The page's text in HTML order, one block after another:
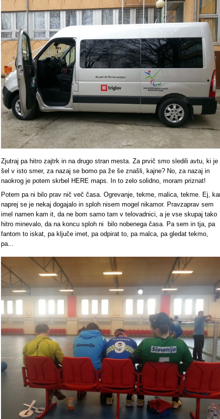
Zjutraj pa hitro zajtrk in na drugo stran mesta. Za prvič smo sledili avtu, ki je
šel v isto smer, za nazaj se bomo pa že še znašli, kajne? No, za nazaj in
naokrog je potem skrbel HERE maps. In to zelo solidno, moram priznat!
Potem pa ni bilo prav nič več časa. Ogrevanje, tekme, malica, tekme. Ej,
naprej se je nekaj dogajalo in sploh nisem mogel nikamor. Pravzaprav sem
imel namen kam it, da ne bom samo tam v telovadnici, a je vse skupaj tako
hitro minevalo, da na koncu sploh ni bilo nobenega časa. Pa sem in tja, pa
fantom to iskat, pa ključe imet, pa odpirat to, pa malca, pa gledat tekmo,
pa...